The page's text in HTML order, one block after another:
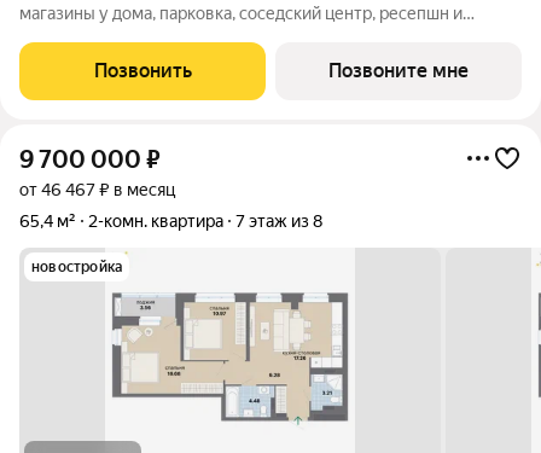
магазины у дома, парковка, соседский центр, ресепшн и
Северном Химмаше это комфортные дома со всей
необходимой для жизни инфраструктурой,
Позвонить Позвоните мне
9 700 000 ₽
от 46 467 ₽ в месяц
65,4 м²
2-комн. квартира 7 этаж из 8
новостройка